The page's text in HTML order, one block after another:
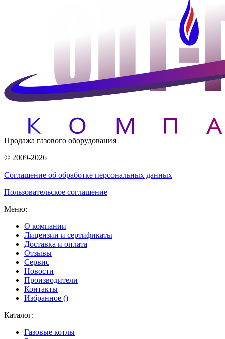
Продажа газового оборудования
© 2009-2026
Соглашение об обработке персональных данных
Пользовательское соглашение
Меню:
О компании
Лицензии и сертификаты
Доставка и оплата
Отзывы
Сервис
Новости
Производители
Контакты
Избранное ()
Каталог:
Газовые котлы